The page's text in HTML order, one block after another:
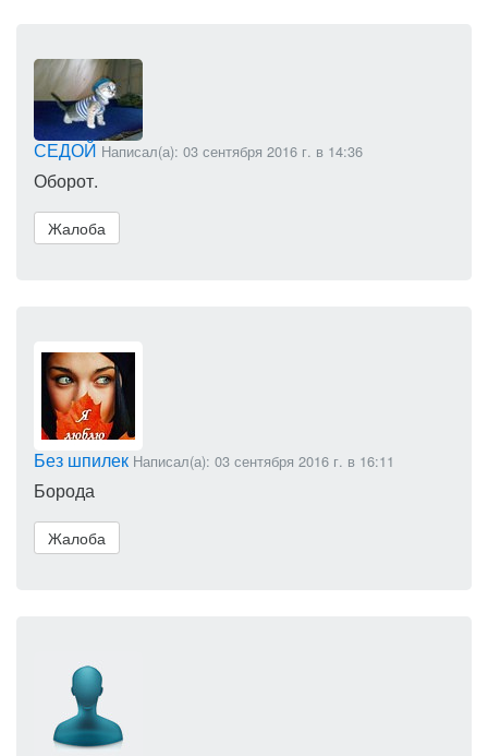
СЕДОЙ Написал(а): 03 сентября 2016 г. в 14:36
Оборот.
Жалоба
Без шпилек Написал(а): 03 сентября 2016 г. в 16:11
Борода
Жалоба